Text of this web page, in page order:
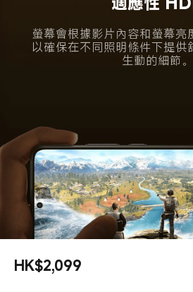
HK$2,099
專業原色
經過專業校準的真彩螢幕可
像，並具有準確的色彩再現，